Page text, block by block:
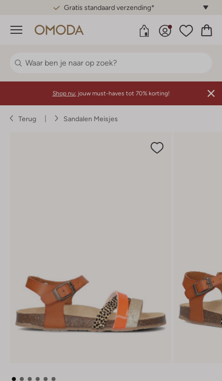
Gratis standaard verzending*
Menu
Shop nu: jouw must-haves tot 70% korting!
Terug Sandalen Meisjes